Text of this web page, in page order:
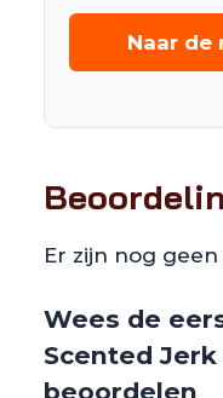
Naar de
Er zijn nog
Wees de
Scented Jerk
beoordelen